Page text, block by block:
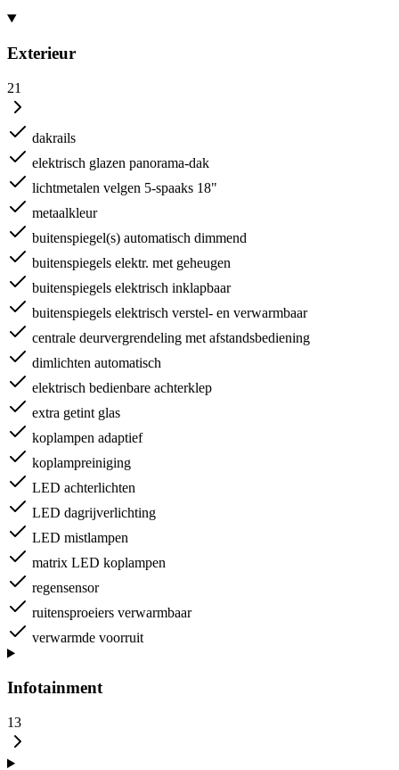
Exterieur
21
dakrails
elektrisch glazen panorama-dak
lichtmetalen velgen 5-spaaks 18"
metaalkleur
buitenspiegel(s) automatisch dimmend
buitenspiegels elektr. met geheugen
buitenspiegels elektrisch inklapbaar
buitenspiegels elektrisch verstel- en verwarmbaar
centrale deurvergrendeling met afstandsbediening
dimlichten automatisch
elektrisch bedienbare achterklep
extra getint glas
koplampen adaptief
koplampreiniging
LED achterlichten
LED dagrijverlichting
LED mistlampen
matrix LED koplampen
regensensor
ruitensproeiers verwarmbaar
verwarmde voorruit
Infotainment
13